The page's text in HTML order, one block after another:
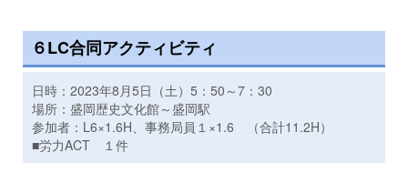
６LC合同アクティビティ
日時：2023年8月5日（土）5：50～7：30
場所：盛岡歴史文化館～盛岡駅
参加者：L6×1.6H、事務局員１×1.6 （合計11.2H）
■労力ACT １件